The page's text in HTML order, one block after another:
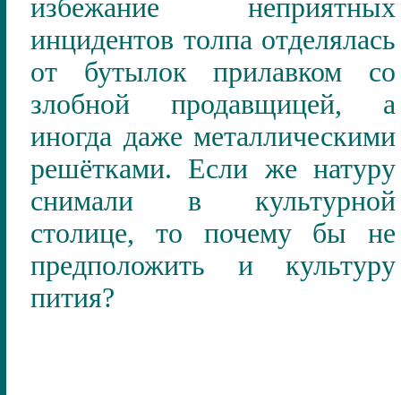
избежание неприятных
инцидентов толпа отделялась
от бутылок прилавком со
злобной продавщицей, а
иногда даже металлическими
решётками. Если же натуру
снимали в культурной
столице, то почему бы не
предположить и культуру
пития?